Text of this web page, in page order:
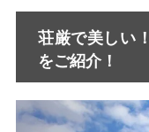
荘厳で美しい
をご紹介！